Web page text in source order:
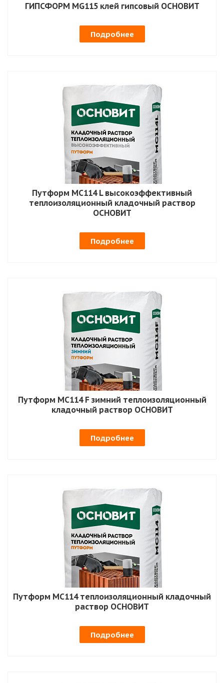
ГИПСФОРМ MG115 клей гипсовый ОСНОВИТ
Подробнее
Путформ MC114 L высокоэффективный
теплоизоляционный кладочный раствор
ОСНОВИТ
Подробнее
Путформ MC114 F зимний теплоизоляционный
кладочный раствор ОСНОВИТ
Подробнее
Путформ MC114 теплоизоляционный кладочный
раствор ОСНОВИТ
Подробнее